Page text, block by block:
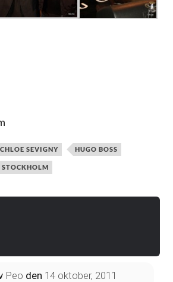
CHLOE SEVIGNY HUGO BOSS
STOCKHOLM
Peo den 14 oktober, 2011